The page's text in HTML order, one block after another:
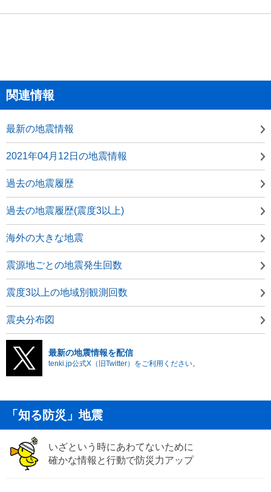
関連情報
最新の地震情報
2021年04月12日の地震情報
過去の地震履歴
過去の地震履歴(震度3以上)
海外の大きな地震
震源地ごとの地震発生回数
震度3以上の地域別観測回数
震央分布図
最新の地震情報を配信
tenki.jp公式X（旧Twitter）をご利用ください。
「知る防災」地震
いざという時にあわてないために
確かな情報と行動で防災力アップ